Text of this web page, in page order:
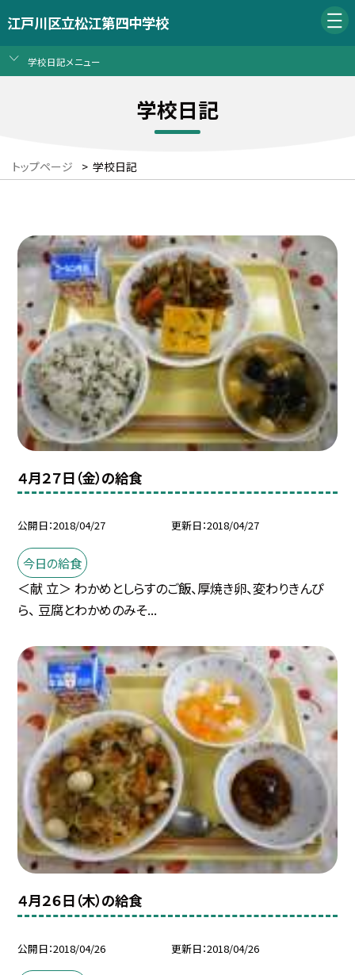
江戸川区立松江第四中学校
学校日記メニュー
学校日記
トップページ > 学校日記
４月２７日（金）の給食
公開日 2018/04/27 更新日 2018/04/27
今日の給食
＜献 立＞ わかめとしらすのご飯、厚焼き卵、変わりきんぴ
ら、 豆腐とわかめのみそ...
４月２６日（木）の給食
公開日 2018/04/26 更新日 2018/04/26